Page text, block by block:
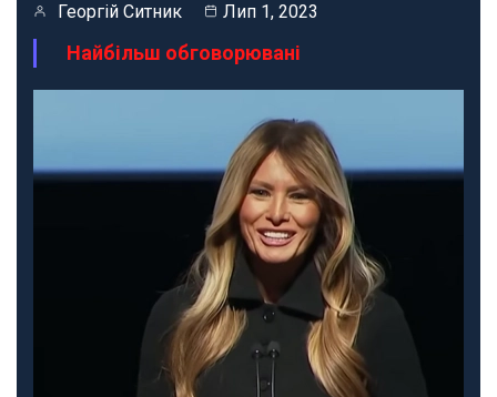
Георгій Ситник Лип 1, 2023
Найбільш обговорювані